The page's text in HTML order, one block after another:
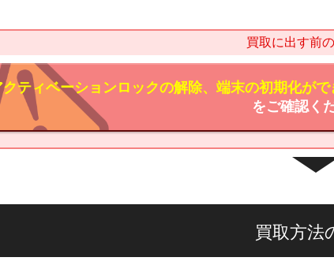
買取に出す前
クティベーションロックの解除、端末の初期化が
をご確認く
買取方法